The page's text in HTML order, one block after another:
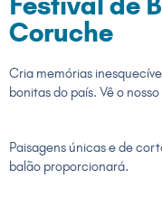
Coruche
Cria memórias
bonitas do país. Vê o
Paisagens únicas e de
balão proporcionará.